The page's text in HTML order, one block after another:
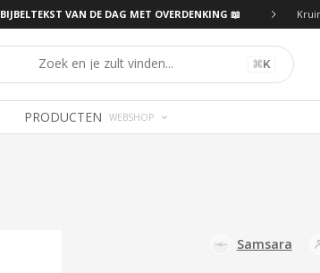
BIJBELTEKST VAN DE DAG MET OVERDENKING 📖
⌘K
PRODUCTEN WEBSHOP
Samsara